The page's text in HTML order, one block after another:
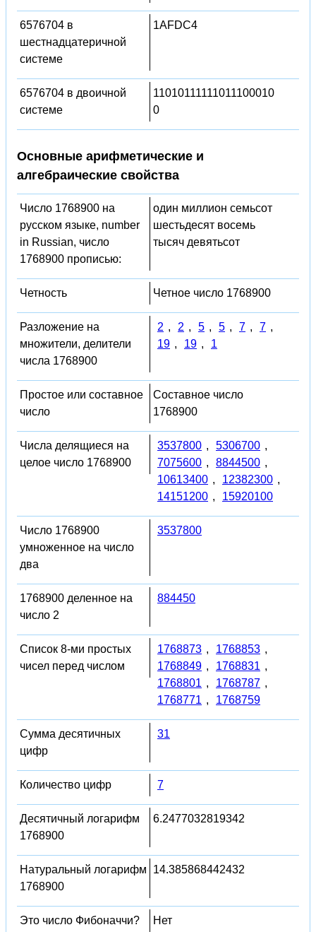
6576704 в
шестнадцатеричной
системе
1AFDC4
6576704 в двоичной
системе
11010111111011100010
0
Основные арифметические и
алгебраические свойства
Число 1768900 на
русском языке, number
in Russian, число
1768900 прописью:
один миллион семьсот
шестьдесят восемь
тысяч девятьсот
Четность Четное число 1768900
Разложение на
множители, делители
числа 1768900
2 , 2 , 5 , 5 , 7 , 7 ,
19 , 19 , 1
Простое или составное
число
Составное число
1768900
Числа делящиеся на
целое число 1768900
3537800 , 5306700 ,
7075600 , 8844500 ,
10613400 , 12382300 ,
14151200 , 15920100
Число 1768900
умноженное на число
два
3537800
1768900 деленное на
число 2
884450
Список 8-ми простых
чисел перед числом
1768873 , 1768853 ,
1768849 , 1768831 ,
1768801 , 1768787 ,
1768771 , 1768759
Сумма десятичных
цифр
31
Количество цифр 7
Десятичный логарифм
1768900
6.2477032819342
Натуральный логарифм
1768900
14.385868442432
Это число Фибоначчи? Нет